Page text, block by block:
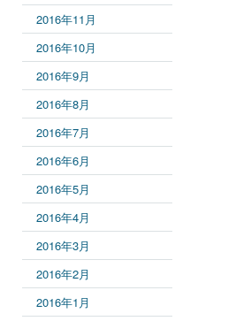
2016年11月
2016年10月
2016年9月
2016年8月
2016年7月
2016年6月
2016年5月
2016年4月
2016年3月
2016年2月
2016年1月